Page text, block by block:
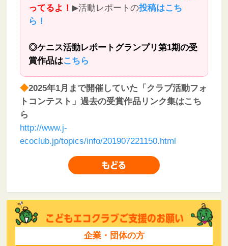
ってるよ！▶活動レポートの投稿はこち
ら！
◎ケニス活動レポートグランプリ第1期の受
賞作品はこちら
◆2025年1月まで開催していた「クラブ活動フォ
トコンテスト」過去の受賞作品リンク集はこち
ら
http://www.j-
ecoclub.jp/topics/info/201907221150.html
企業・団体の方